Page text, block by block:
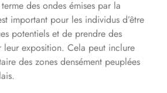
des ondes émises par la
important pour les individus d’être
potentiels et de prendre des
leur exposition. Cela peut inclure
des zones densément peuplées